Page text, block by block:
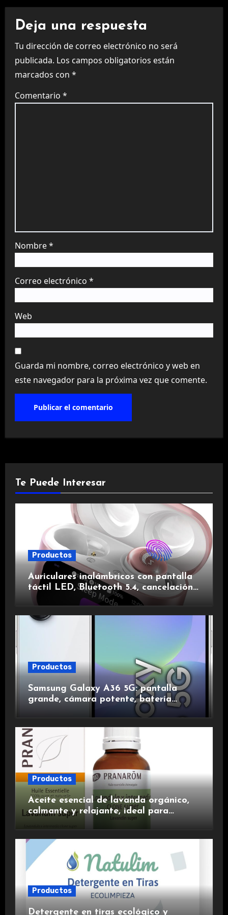
Deja una respuesta
Tu dirección de correo electrónico no será
publicada. Los campos obligatorios están
marcados con *
Comentario *
Nombre*
Correo electrónico *
Web
Guarda mi nombre, correo electrónico y web en
este navegador para la próxima vez que comente.
Te Puede Interesar
Productos
Auriculares inalámbricos con pantalla
táctil LED, Bluetooth 5.4, cancelación
de ruido, impermeables y de larga
duración.
Productos
Samsung Galaxy A36 5G: pantalla
grande, cámara potente, batería
duradera y carga rápida para una
experiencia premium.
Productos
Aceite esencial de lavanda orgánico,
calmante y relajante, ideal para
Productos
Detergente en tiras ecológico y